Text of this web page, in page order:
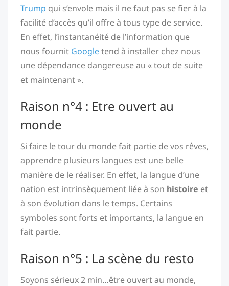
Trump qui s’envole mais il ne faut pas se fier à la
facilité d’accès qu’il offre à tous type de service.
En effet, l’instantanéité de l’information que
nous fournit Googletend à installer chez nous
une dépendance dangereuse au « tout de suite
et maintenant ».
Raison n°4 : Etre ouvert au
monde
Si faire le tour du monde fait partie de vos rêves,
apprendre plusieurs langues est une belle
manière de le réaliser. En effet, la langue d’une
nation est intrinsèquement liée à son histoire et
à son évolution dans le temps. Certains
symboles sont forts et importants, la langue en
fait partie.
Raison n°5 : La scène du resto
Soyons sérieux 2 min…être ouvert au monde,